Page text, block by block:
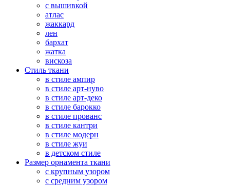
с вышивкой
атлас
жаккард
лен
бархат
жатка
вискоза
Стиль ткани
в стиле ампир
в стиле арт-нуво
в стиле арт-деко
в стиле барокко
в стиле прованс
в стиле кантри
в стиле модерн
в стиле жуи
в детском стиле
Размер орнамента ткани
с крупным узором
с средним узором